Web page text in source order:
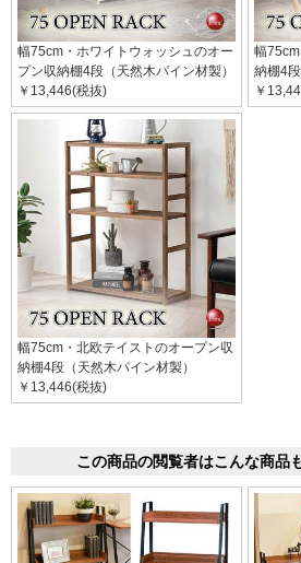
幅75cm・ホワイトウォッシュのオー
プン収納棚4段（天然木パイン材製）
￥13,446(税抜)
幅
納棚4
￥
幅75cm・北欧テイストのオープン収
納棚4段（天然木パイン材製）
￥13,446(税抜)
この商品の閲覧者はこんな商品